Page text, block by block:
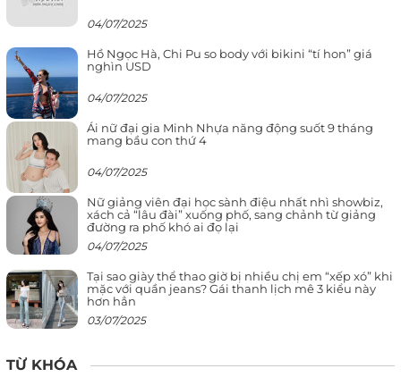
04/07/2025
Hồ Ngọc Hà, Chi Pu so body với bikini “tí hon” giá
nghìn USD
04/07/2025
Ái nữ đại gia Minh Nhựa năng động suốt 9 tháng
mang bầu con thứ 4
04/07/2025
Nữ giảng viên đại học sành điệu nhất nhì showbiz,
xách cả “lâu đài” xuống phố, sang chảnh từ giảng
đường ra phố khó ai đọ lại
04/07/2025
Tại sao giày thể thao giờ bị nhiều chị em “xếp xó” khi
mặc với quần jeans? Gái thanh lịch mê 3 kiểu này
hơn hẳn
03/07/2025
TỪ KHÓA